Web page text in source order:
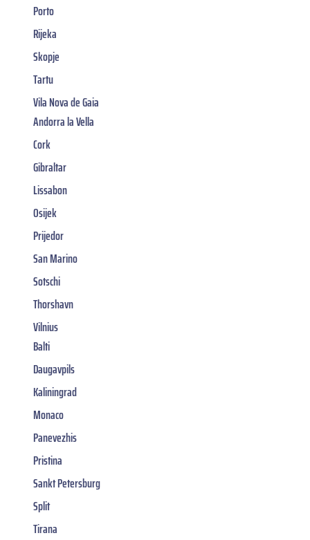
Porto
Rijeka
Skopje
Tartu
Vila Nova de Gaia
Andorra la Vella
Cork
Gibraltar
Lissabon
Osijek
Prijedor
San Marino
Sotschi
Thorshavn
Vilnius
Balti
Daugavpils
Kaliningrad
Monaco
Panevezhis
Pristina
Sankt Petersburg
Split
Tirana